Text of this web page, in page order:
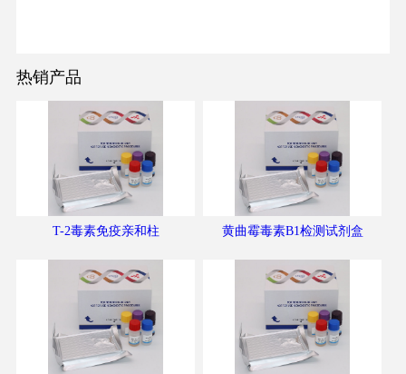
热销产品
T-2毒素免疫亲和柱 黄曲霉毒素B1检测试剂盒